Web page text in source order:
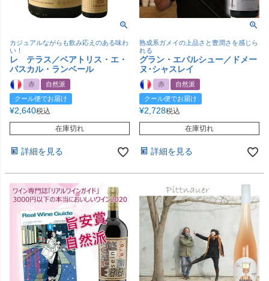
カジュアルながらも飲み応えのある味わ
い！
レ テラス／ベアトリス・エ・
パスカル・ランベール
赤
自然派
クール便でお届け
¥2,640税込
在庫切れ
詳細を見る
熟成系ガメイの上品さと豊潤さを感じら
れる
グラン・エパルシュー／ドメー
ヌ･シャスレイ
赤
自然派
クール便でお届け
¥2,728税込
在庫切れ
詳細を見る